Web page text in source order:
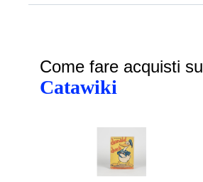
Come fare acquisti su
Catawiki